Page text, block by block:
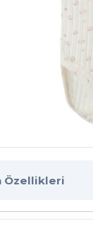
Özellikleri